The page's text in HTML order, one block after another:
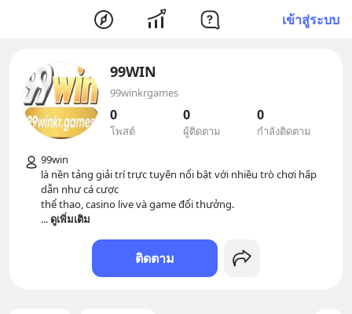
เข้าสู่ระบบ
99WIN
99winkrgames
0
โพสต์
0
ผู้ติดตาม
0
กำลังติดตาม
99win
là nền tảng giải trí trực tuyến nổi bật với nhiều trò chơi hấp
dẫn như cá cược
... ดูเพิ่มเติม
ติดตาม